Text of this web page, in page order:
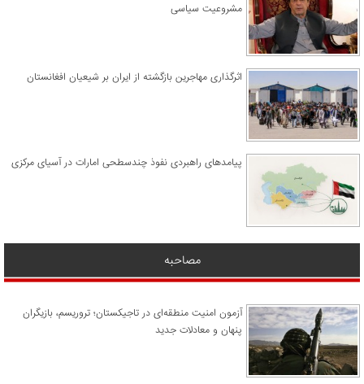
مشروعیت سیاسی
اثرگذاری مهاجرین بازگشته از ایران بر شیعیان افغانستان
پیامدهای راهبردی نفوذ چندسطحی امارات در آسیای مرکزی
مصاحبه
آزمون امنیت منطقه‌ای در تاجیکستان؛ تروریسم، بازیگران
پنهان و معادلات جدید